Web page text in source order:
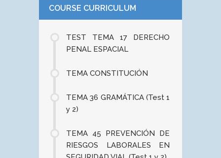
COURSE CURRICULUM
TEST TEMA 17 DERECHO
PENAL ESPACIAL
TEMA CONSTITUCIÓN
TEMA 36 GRAMÁTICA (Test 1
y 2)
TEMA 45 PREVENCIÓN DE
RIESGOS LABORALES EN